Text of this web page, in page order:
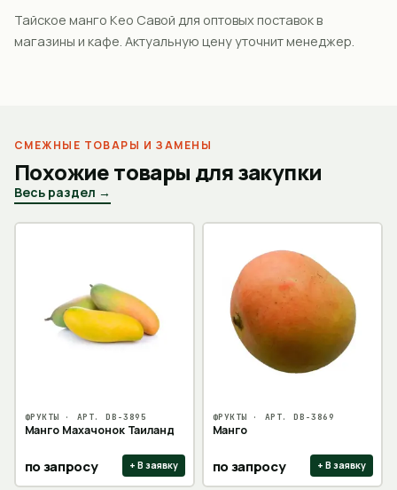
Тайское манго Кео Савой для оптовых поставок в
магазины и кафе. Актуальную цену уточнит менеджер.
СМЕЖНЫЕ ТОВАРЫ И ЗАМЕНЫ
Похожие товары для закупки
Весь раздел →
ФРУКТЫ · АРТ.DB-3895
Манго Махачонок Таиланд
по запросу + В заявку
ФРУКТЫ · АРТ.DB-3869
Манго
по запросу + В заявку